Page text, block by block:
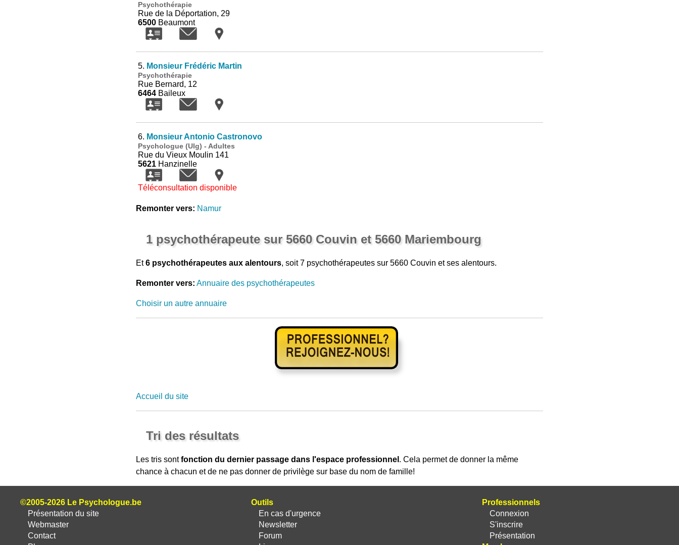
Psychothérapie
Rue de la Déportation, 29
6500Beaumont
5. Monsieur Frédéric Martin
Psychothérapie
Rue Bernard, 12
6464Baileux
6. Monsieur Antonio Castronovo
Psychologue (Ulg) - Adultes
Rue du Vieux Moulin 141
5621Hanzinelle
Téléconsultation disponible
Remonter vers: Namur
1 psychothérapeute sur 5660 Couvin et 5660 Mariembourg
Et6 psychothérapeutes aux alentours, soit 7 psychothérapeutes sur 5660 Couvin et ses alentours.
Remonter vers: Annuaire des psychothérapeutes
Choisir un autre annuaire
Accueil du site
Tri des résultats
Les tris sontfonction du dernier passage dans l'espace professionnel . Cela permet de donner la même
chance à chacun et de ne pas donner de privilège sur base du nom de famille!
©2005-2026 Le Psychologue.be
Présentation du site
Webmaster
Contact
Professionnels
Connexion
S'inscrire
Présentation
Outils
En cas d'urgence
Newsletter
Forum